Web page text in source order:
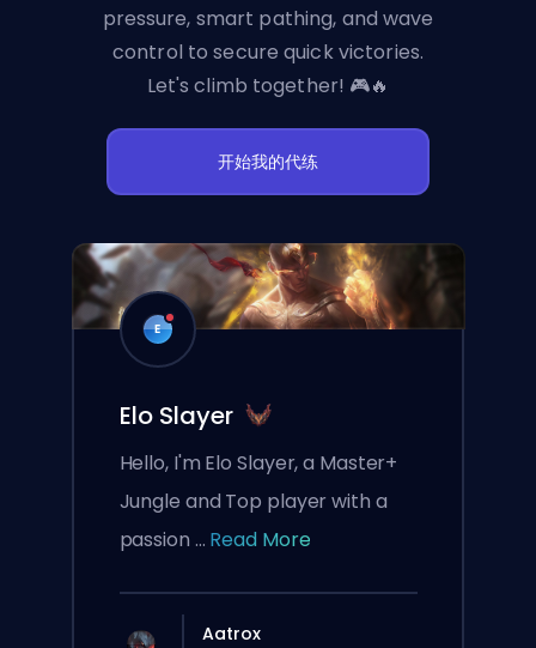
pressure, smart pathing, and wave
control to secure quick victories.
Let's climb together! 🎮🔥
开始我的代练
E
Elo Slayer
Hello, I'm Elo Slayer, a Master+
Jungle and Top player with a
passion ... Read More
Aatrox